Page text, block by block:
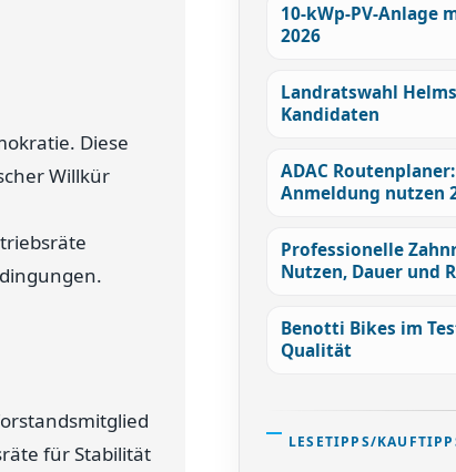
Diese
Willkür
für Stabilität
10-kWp-PV-Anlage
2026
Landratswahl
Kandidaten
ADAC
Anmeldung nutzen
Professionelle
Nutzen, Dauer und
Benotti Bikes im
Qualität
LESETIPPS/